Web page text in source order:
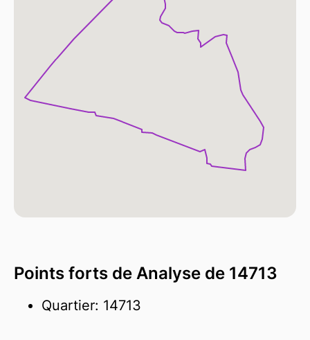
Points forts de Analyse de 14713
Quartier: 14713